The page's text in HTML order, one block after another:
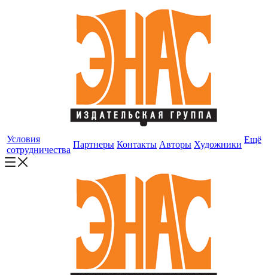
Условия
сотрудничества
Партнеры Контакты Авторы Художники Ещё